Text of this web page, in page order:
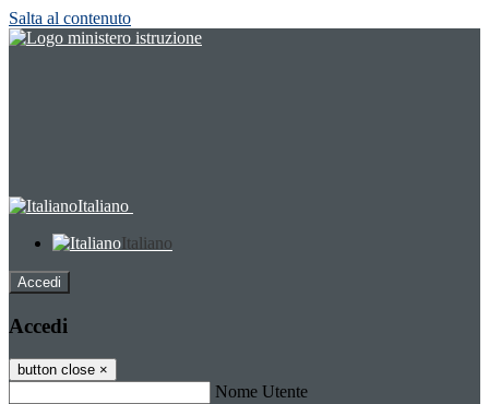
Salta al contenuto
Italiano
Italiano
Accedi
Accedi
button close ×
Nome Utente